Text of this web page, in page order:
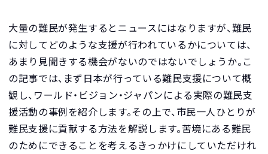
大量の難民が発生するとニュースにはなりますが、難民
に対してどのような支援が行われているかについては、
あまり見聞きする機会がないのではないでしょうか。こ
の記事では、まず日本が行っている難民支援について概
観し、ワールド・ビジョン・ジャパンによる実際の難民支
援活動の事例を紹介します。その上で、市民一人ひとりが
難民支援に貢献する方法を解説します。苦境にある難民
のためにできることを考えるきっかけにしていただけれ